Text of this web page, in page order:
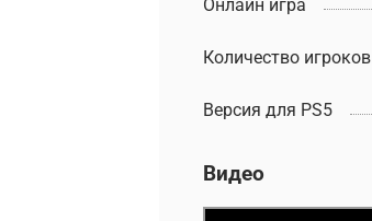
Онлайн игра
Количество игроков
Версия для PS5
Видео